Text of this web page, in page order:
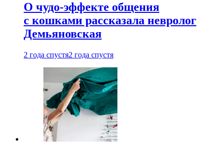
О чудо-эффекте общения
с кошками рассказала невролог
Демьяновская
2 года спустя2 года спустя